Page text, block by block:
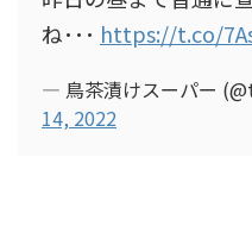
ね･･･ https://t.co/
— 鳥茶漬けスーパー
14, 2022